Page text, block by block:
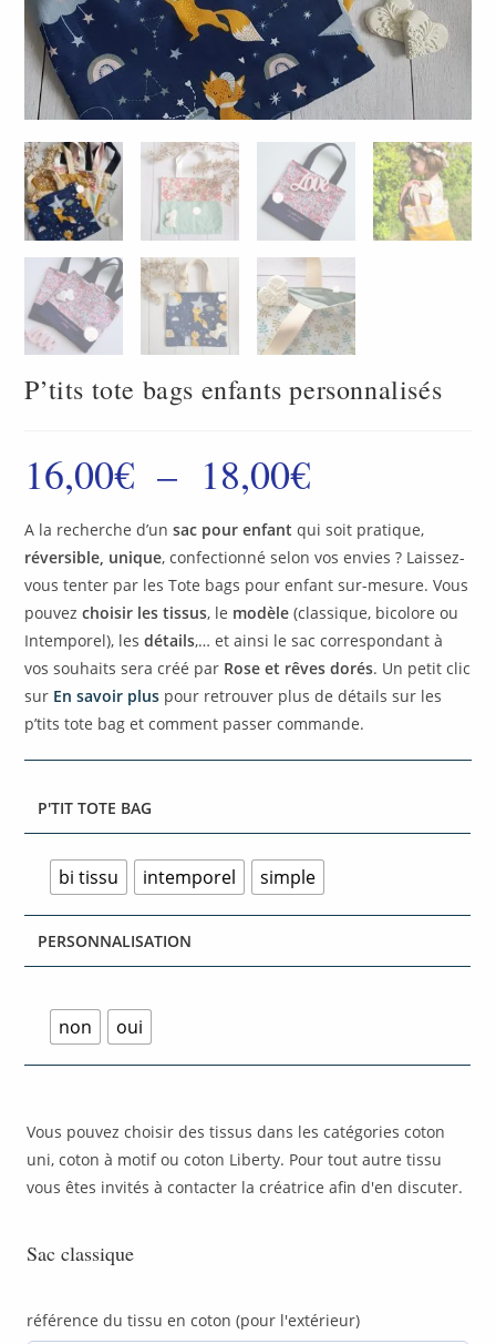
P’tits tote bags enfants personnalisés
16,00€ – 18,00€
A la recherche d’unsac pour enfant qui soit pratique,
réversible, unique, confectionné selon vos envies ? Laissez-
vous tenter par les Tote bags pour enfant sur-mesure. Vous
pouvezchoisir les tissus, le modèle (classique, bicolore ou
Intemporel), lesdétails,… et ainsi le sac correspondant à
vos souhaits sera créé par Rose et rêves dorés. Un petit clic
sur En savoir plus pour retrouver plus de détails sur les
p’tits tote bag et comment passer commande.
P'TIT TOTE BAG
bi tissu intemporel simple
PERSONNALISATION
non oui
Vous pouvez choisir des tissus dans les catégories coton
uni, coton à motif ou coton Liberty. Pour tout autre tissu
vous êtes invités à contacter la créatrice afin d'en discuter.
Sac classique
référence du tissu en coton (pour l'extérieur)